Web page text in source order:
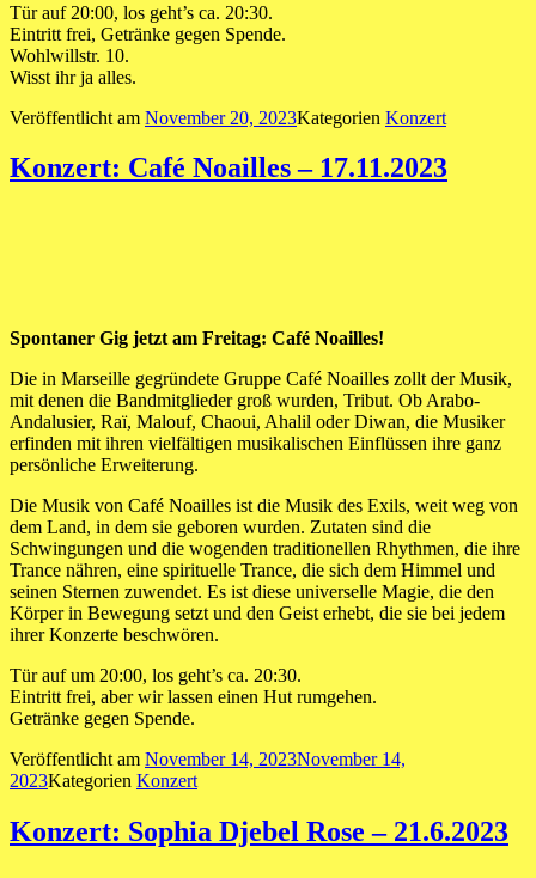
Tür auf 20:00, los geht’s ca. 20:30.
Eintritt frei, Getränke gegen Spende.
Wohlwillstr. 10.
Wisst ihr ja alles.
Veröffentlicht am November 20, 2023Kategorien Konzert
Konzert: Café Noailles – 17.11.2023
Spontaner Gig jetzt am Freitag: Café Noailles!
Die in Marseille gegründete Gruppe Café Noailles zollt der Musik,
mit denen die Bandmitglieder groß wurden, Tribut. Ob Arabo-
Andalusier, Raï, Malouf, Chaoui, Ahalil oder Diwan, die Musiker
erfinden mit ihren vielfältigen musikalischen Einflüssen ihre ganz
persönliche Erweiterung.
Die Musik von Café Noailles ist die Musik des Exils, weit weg von
dem Land, in dem sie geboren wurden. Zutaten sind die
Schwingungen und die wogenden traditionellen Rhythmen, die ihre
Trance nähren, eine spirituelle Trance, die sich dem Himmel und
seinen Sternen zuwendet. Es ist diese universelle Magie, die den
Körper in Bewegung setzt und den Geist erhebt, die sie bei jedem
ihrer Konzerte beschwören.
Tür auf um 20:00, los geht’s ca. 20:30.
Eintritt frei, aber wir lassen einen Hut rumgehen.
Getränke gegen Spende.
Veröffentlicht am November 14, 2023November 14,
2023Kategorien Konzert
Konzert: Sophia Djebel Rose – 21.6.2023